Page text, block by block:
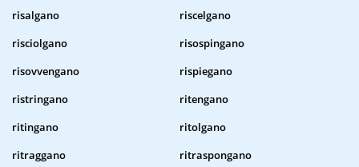
risalgano
riscelgano
risciolgano
risospingano
risovvengano
rispiegano
ristringano
ritengano
ritingano
ritolgano
ritraggano
ritraspongano